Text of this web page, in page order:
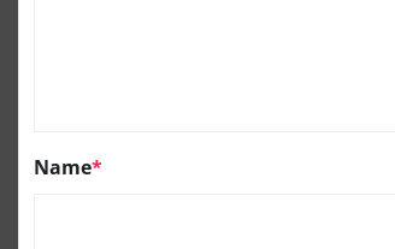
Name*